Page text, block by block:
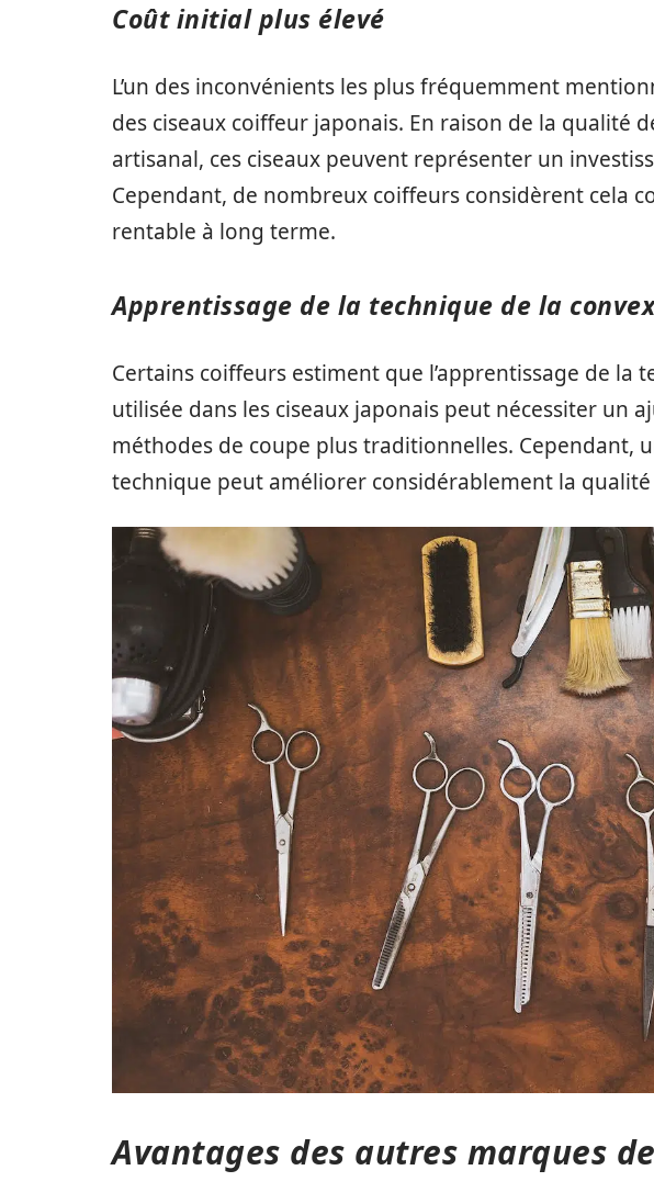
Coût initial plus élevé
L’un des inconvénients les plus fréquemment
des ciseaux coiffeur japonais. En raison de la qualité
artisanal, ces ciseaux peuvent représenter un
Cependant, de nombreux coiffeurs considèrent cela
rentable à long terme.
Apprentissage de la technique de la
Certains coiffeurs estiment que l’apprentissage de la
utilisée dans les ciseaux japonais peut nécessiter un
méthodes de coupe plus traditionnelles. Cependant,
technique peut améliorer considérablement la qualité
Avantages des autres marques